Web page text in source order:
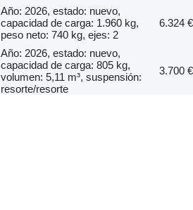
Año: 2026, estado: nuevo,
capacidad de carga: 1.960 kg,
peso neto: 740 kg, ejes: 2
6.324 €
Año: 2026, estado: nuevo,
capacidad de carga: 805 kg,
volumen: 5,11 m³, suspensión:
resorte/resorte
3.700 €